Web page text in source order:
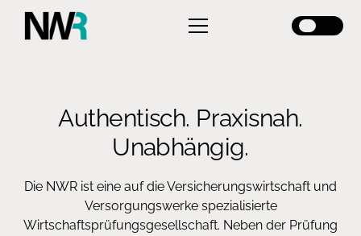
Authentisch. Praxisnah.
Unabhängig.
Die NWR ist eine auf die Versicherungswirtschaft und
Versorgungswerke spezialisierte
Wirtschaftsprüfungsgesellschaft. Neben der Prüfung